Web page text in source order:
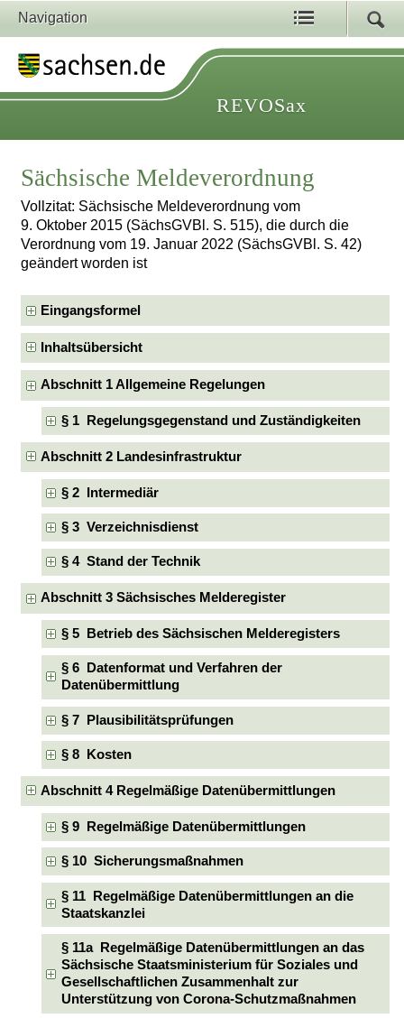
Navigation
REVOSax
Sächsische Meldeverordnung
Vollzitat: Sächsische Meldeverordnung vom
9. Oktober 2015 (SächsGVBl. S. 515), die durch die
Verordnung vom 19. Januar 2022 (SächsGVBl. S. 42)
geändert worden ist
Eingangsformel
Inhaltsübersicht
Abschnitt 1 Allgemeine Regelungen
§ 1 Regelungsgegenstand und Zuständigkeiten
Abschnitt 2 Landesinfrastruktur
§ 2 Intermediär
§ 3 Verzeichnisdienst
§ 4 Stand der Technik
Abschnitt 3 Sächsisches Melderegister
§ 5 Betrieb des Sächsischen Melderegisters
§ 6 Datenformat und Verfahren der
Datenübermittlung
§ 7 Plausibilitätsprüfungen
§ 8 Kosten
Abschnitt 4 Regelmäßige Datenübermittlungen
§ 9 Regelmäßige Datenübermittlungen
§ 10 Sicherungsmaßnahmen
§ 11 Regelmäßige Datenübermittlungen an die
Staatskanzlei
§ 11a Regelmäßige Datenübermittlungen an das
Sächsische Staatsministerium für Soziales und
Gesellschaftlichen Zusammenhalt zur
Unterstützung von Corona-Schutzmaßnahmen